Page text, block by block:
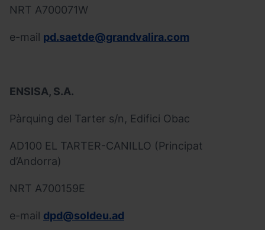
NRT A700071W
e-mail pd.saetde@grandvalira.com
ENSISA, S.A.
Pàrquing del Tarter s/n, Edifici Obac
AD100 EL TARTER-CANILLO (Principat
d’Andorra)
NRT A700159E
e-mail dpd@soldeu.ad